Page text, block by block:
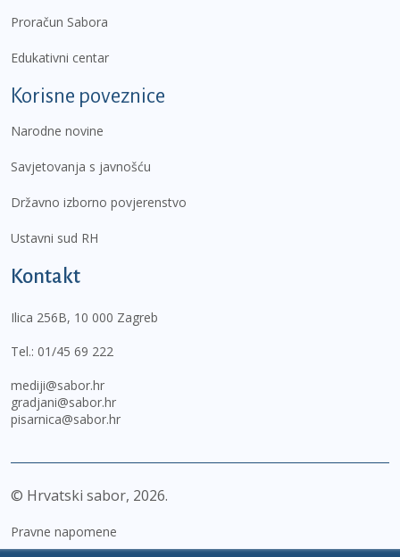
Proračun Sabora
Edukativni centar
Korisne poveznice
Narodne novine
Savjetovanja s javnošću
Državno izborno povjerenstvo
Ustavni sud RH
Kontakt
Ilica 256B, 10 000 Zagreb
Tel.: 01/45 69 222
mediji@sabor.hr
gradjani@sabor.hr
pisarnica@sabor.hr
© Hrvatski sabor, 2026
Pravne napomene